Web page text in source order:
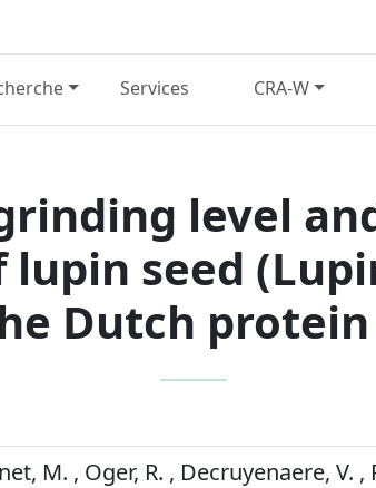
Services CRA-W
level
seed
Dutch
M. , Oger, R. , Decruyenaere, V. ,